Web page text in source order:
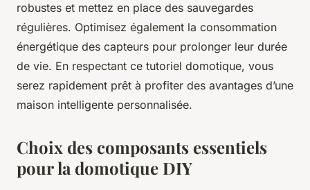
robustes et mettez en place des sauvegardes
régulières. Optimisez également la consommation
énergétique des capteurs pour prolonger leur durée
de vie. En respectant ce tutoriel domotique, vous
serez rapidement prêt à profiter des avantages d’une
maison intelligente personnalisée.
Choix des composants essentiels
pour la domotique DIY